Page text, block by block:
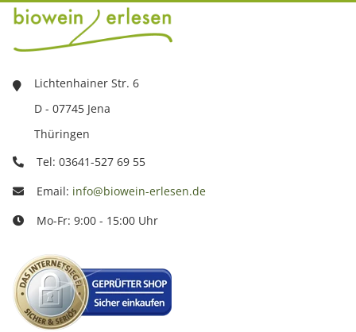
Lichtenhainer Str. 6
D - 07745 Jena
Thüringen
Tel: 03641-527 69 55
Email: info@biowein-erlesen.de
Mo-Fr: 9:00 - 15:00 Uhr